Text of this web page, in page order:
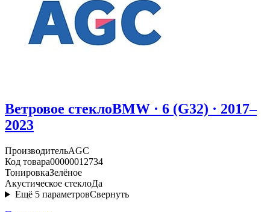
Ветровое стеклоBMW · 6 (G32) · 2017–
2023
ПроизводительAGC
Код товара00000012734
ТонировкаЗелёное
Акустическое стеклоДа
Ещё 5 параметровСвернуть